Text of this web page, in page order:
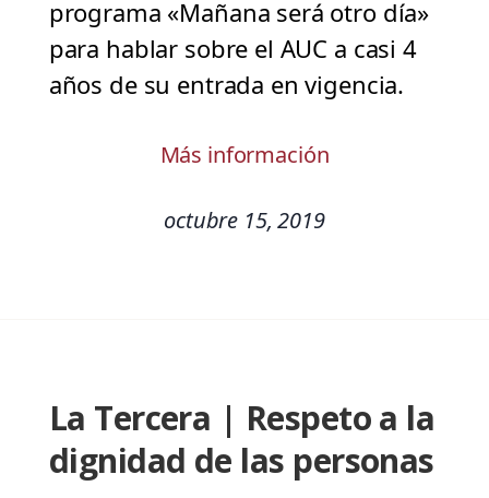
programa «Mañana será otro día»
para hablar sobre el AUC a casi 4
años de su entrada en vigencia.
Más información
octubre 15, 2019
La Tercera | Respeto a la
dignidad de las personas